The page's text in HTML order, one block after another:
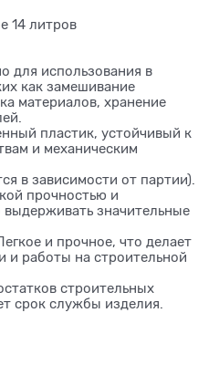
14 литров
для использования в
как замешивание
материалов, хранение
пластик, устойчивый к
и механическим
в зависимости от партии).
прочностью и
значительные
и прочное, что делает
и работы на строительной
строительных
срок службы изделия.